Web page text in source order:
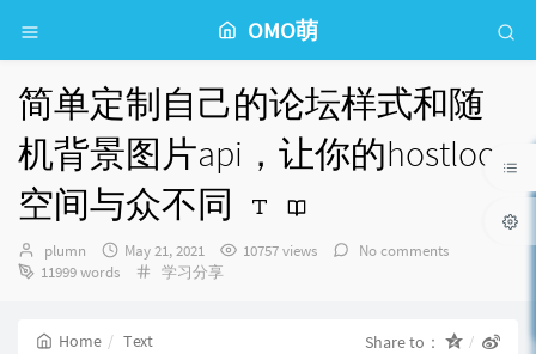
OMO萌
简单定制自己的论坛样式和随
机背景图片api，让你的hostloc
空间与众不同
Author：
plumn
发
布
May 21, 2021 10757 views
No comments
11999 words
Categories：
学习分享
Home Text Share to：